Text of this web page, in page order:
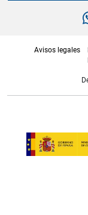
Avisos legales